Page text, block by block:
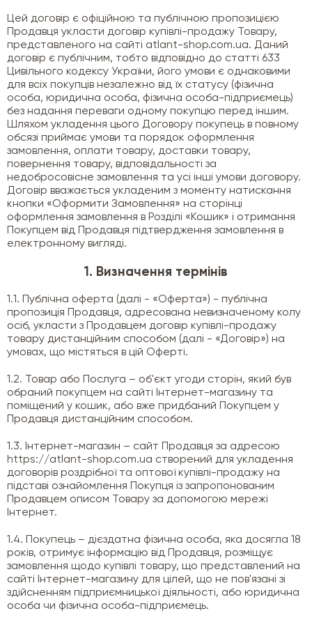
Цей договір є офіційною та публічною пропозицією
Продавця укласти договір купівлі-продажу Товару,
представленого на сайті atlant-shop.com.ua. Даний
договір є публічним, тобто відповідно до статті 633
Цивільного кодексу України, його умови є однаковими
для всіх покупців незалежно від їх статусу (фізична
особа, юридична особа, фізична особа-підприємець)
без надання переваги одному покупцю перед іншим.
Шляхом укладення цього Договору покупець в повному
обсязі приймає умови та порядок оформлення
замовлення, оплати товару, доставки товару,
повернення товару, відповідальності за
недобросовісне замовлення та усі інші умови договору.
Договір вважається укладеним з моменту натискання
кнопки «Оформити Замовлення» на сторінці
оформлення замовлення в Розділі «Кошик» і отримання
Покупцем від Продавця підтвердження замовлення в
електронному вигляді.
1. Визначення термінів
1.1. Публічна оферта (далі - «Оферта») - публічна
пропозиція Продавця, адресована невизначеному колу
осіб, укласти з Продавцем договір купівлі-продажу
товару дистанційним способом (далі - «Договір») на
умовах, що містяться в цій Оферті.
1.2. Товар або Послуга – об'єкт угоди сторін, який був
обраний покупцем на сайті Інтернет-магазину та
поміщений у кошик, або вже придбаний Покупцем у
Продавця дистанційним способом.
1.3. Інтернет-магазин – сайт Продавця за адресою
https://atlant-shop.com.ua створений для укладення
договорів роздрібної та оптової купівлі-продажу на
підставі ознайомлення Покупця із запропонованим
Продавцем описом Товару за допомогою мережі
Інтернет.
1.4. Покупець – дієздатна фізична особа, яка досягла 18
років, отримує інформацію від Продавця, розміщує
замовлення щодо купівлі товару, що представлений на
сайті Інтернет-магазину для цілей, що не пов'язані зі
здійсненням підприємницької діяльності, або юридична
особа чи фізична особа-підприємець.